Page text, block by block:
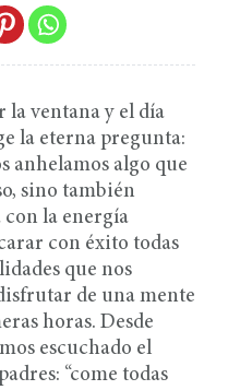
la ventana y el día
la eterna pregunta:
anhelamos algo que
sino también
la energía
con éxito todas
que nos
de una mente
horas. Desde
escuchado el
“come todas